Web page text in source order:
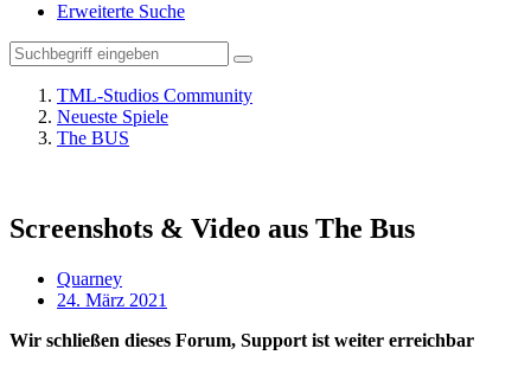
Erweiterte Suche
TML-Studios Community
Neueste Spiele
The BUS
Screenshots & Video aus The Bus
Quarney
24. März 2021
Wir schließen dieses Forum, Support ist weiter erreichbar